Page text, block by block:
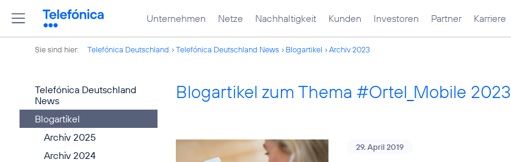
Unternehmen Netze Nachhaltigkeit Kunden Investoren Partner Karriere
Sie sind hier: Telefónica Deutschland Telefónica Deutschland News Blogartikel Archiv 2023
Telefónica Deutschland
News
Blogartikel
Archiv 2025
Archiv 2024
Blogartikel zum Thema #Ortel_Mobile 2023
29. April 2019